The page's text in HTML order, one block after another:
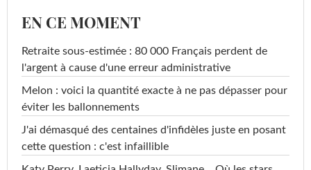
EN CE MOMENT
Retraite sous-estimée : 80 000 Français perdent de
l'argent à cause d'une erreur administrative
Melon : voici la quantité exacte à ne pas dépasser pour
éviter les ballonnements
J'ai démasqué des centaines d'infidèles juste en posant
cette question : c'est infaillible